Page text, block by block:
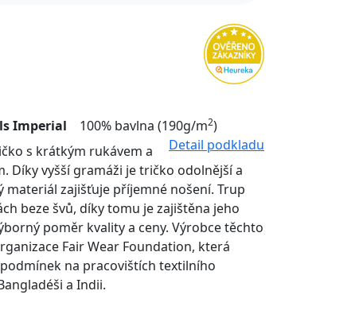
Imperial 100% bavlna (190g/m2)
Detail podkladu
s krátkým rukávem a
Díky vyšší gramáži je tričko odolnější a
materiál zajišťuje příjemné nošení. Trup
beze švů, díky tomu je zajištěna jeho
poměr kvality a ceny. Výrobce těchto
Fair Wear Foundation, která
na pracovištích textilního
a Indii.